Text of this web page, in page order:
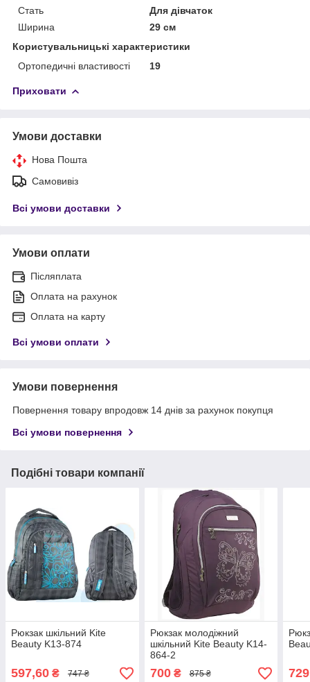
Стать
Для дівчаток
Ширина
29 см
Користувальницькі характеристики
Ортопедичні властивості
19
Приховати
Умови доставки
Нова Пошта
Самовивіз
Всі умови доставки
Умови оплати
Післяплата
Оплата на рахунок
Оплата на карту
Всі умови оплати
Умови повернення
Повернення товару впродовж 14 днів за рахунок покупця
Всі умови повернення
Подібні товари компанії
Рюкзак шкільний Kite
Beauty K13-874
597,60 ₴ 747 ₴
Рюкзак молодіжний
шкільний Kite Beauty K14-
864-2
700₴ 875 ₴